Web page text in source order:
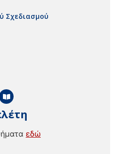
εδώ
Σχεδιασμού